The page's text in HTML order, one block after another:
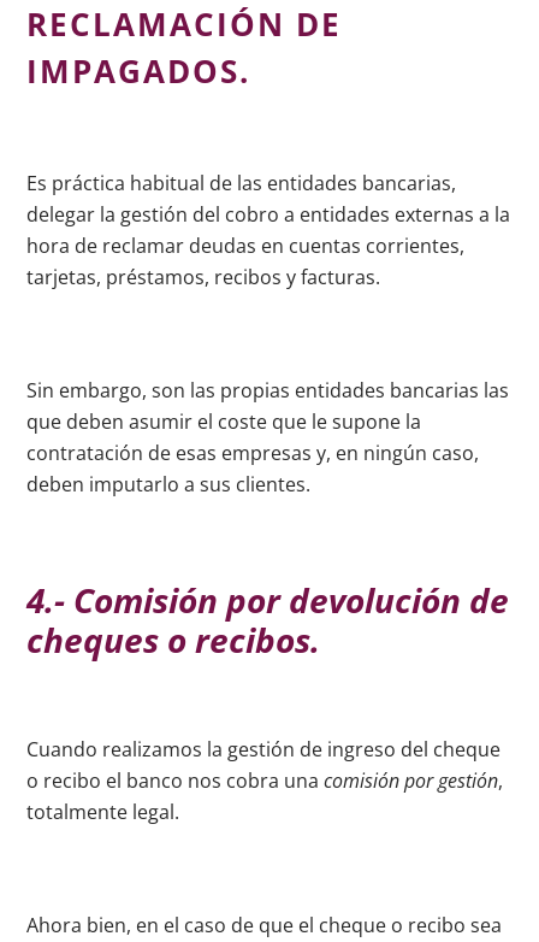
RECLAMACIÓN DE
IMPAGADOS.
Es práctica habitual de las entidades bancarias,
delegar la gestión del cobro a entidades externas a la
hora de reclamar deudas en cuentas corrientes,
tarjetas, préstamos, recibos y facturas.
Sin embargo, son las propias entidades bancarias las
que deben asumir el coste que le supone la
contratación de esas empresas y, en ningún caso,
deben imputarlo a sus clientes.
4.- Comisión por devolución de
cheques o recibos.
Cuando realizamos la gestión de ingreso del cheque
o recibo el banco nos cobra unacomisión por gestión,
totalmente legal.
Ahora bien, en el caso de que el cheque o recibo sea